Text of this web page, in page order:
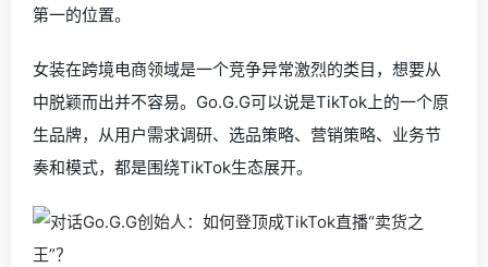
第一的位置。
女装在跨境电商领域是一个竞争异常激烈的类目，想要从
中脱颖而出并不容易。 Go.G.G可以说是TikTok上的一个原
生品牌，从用户需求调研、选品策略、营销策略、业务节
奏和模式，都是围绕TikTok生态展开。